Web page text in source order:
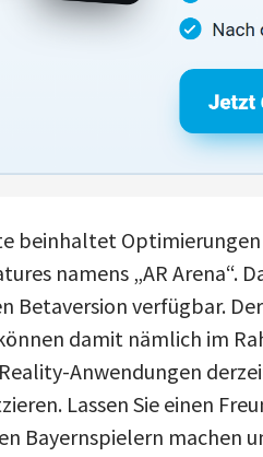
beinhaltet
namens „AR Arena“.
Betaversion verfügbar.
damit nämlich im
Anwendungen
Lassen Sie einen
Bayernspielern machen